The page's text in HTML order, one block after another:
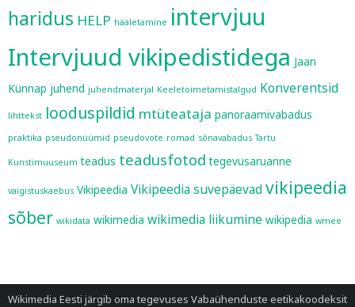
haridus HELP hääletamine intervjuu
Intervjuud vikipedistidega Jaan
Künnap juhend juhendmaterjal Keeletoimetamistalgud Konverentsid
lihttekst looduspildid mtüteataja panoraamivabadus
praktika pseudonüümid pseudovote romad sõnavabadus Tartu
Kunstimuuseum teadus teadusfotod tegevusaruanne
vaigistuskaebus Vikipeedia Vikipeedia suvepäevadvikipeedia
sõber wikidata wikimedia wikimedia liikumine wikipedia wmee
Wikimedia Eesti järgib oma tegevuses Vabaühenduste eetikakoodeksit